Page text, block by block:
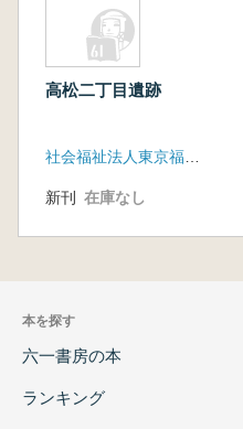
高松二丁目遺跡
社会福祉法人東京福祉会 共和開発株式会社
新刊 在庫なし
本を探す
六一書房の本
ランキング